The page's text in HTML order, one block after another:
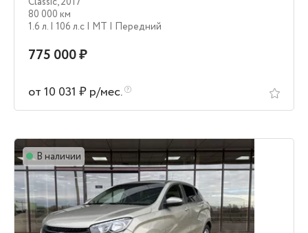
80 000 км
1.6 л. | 106 л.c | MT | Передний
775 000 ₽
от 10 031 ₽ р/мес.
В наличии